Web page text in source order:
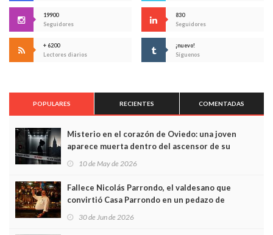
19900
Seguidores
830
Seguidores
+ 6200
Lectores diarios
¡nuevo!
Síguenos
POPULARES RECIENTES COMENTADAS
Misterio en el corazón de Oviedo: una joven
aparece muerta dentro del ascensor de su
10 de May de 2026
Fallece Nicolás Parrondo, el valdesano que
convirtió Casa Parrondo en un pedazo de
30 de Jun de 2026